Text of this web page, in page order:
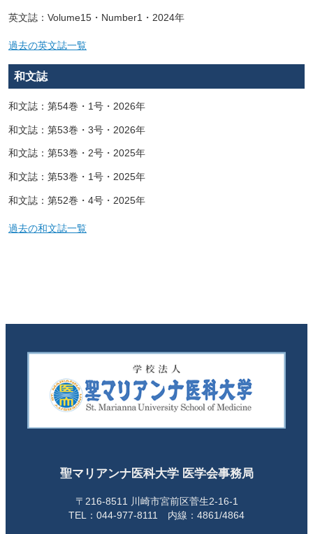
英文誌：Volume15・Number1・2024年
過去の英文誌一覧
和文誌
和文誌：第54巻・1号・2026年
和文誌：第53巻・3号・2026年
和文誌：第53巻・2号・2025年
和文誌：第53巻・1号・2025年
和文誌：第52巻・4号・2025年
過去の和文誌一覧
聖マリアンナ医科大学 医学会事務局
〒216-8511 川崎市宮前区菅生2-16-1
TEL：044-977-8111 内線：4861/4864